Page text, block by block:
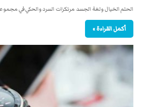
الحلم الخيال ولغة الجسد مرتكزات السرد والحكي في
أكمل القراءة »